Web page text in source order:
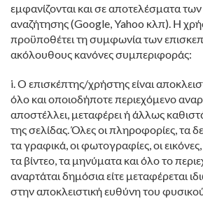
εμφανίζονται και σε αποτελέσματα
αναζήτησης (Google, Yahoo κλπ). Η
προϋποθέτει τη συμφωνία των
ακόλουθους κανόνες συμπεριφοράς:
i. Ο επισκέπτης/χρήστης είναι
όλο και οποιοδήποτε περιεχόμενο
αποστέλλει, μεταφέρει ή άλλως
της σελίδας. Όλες οι πληροφορίες, τα
τα γραφικά, οι φωτογραφίες, οι
τα βίντεο, τα μηνύματα και όλο το
αναρτάται δημόσια είτε μεταφέρεται
στην αποκλειστική ευθύνη του